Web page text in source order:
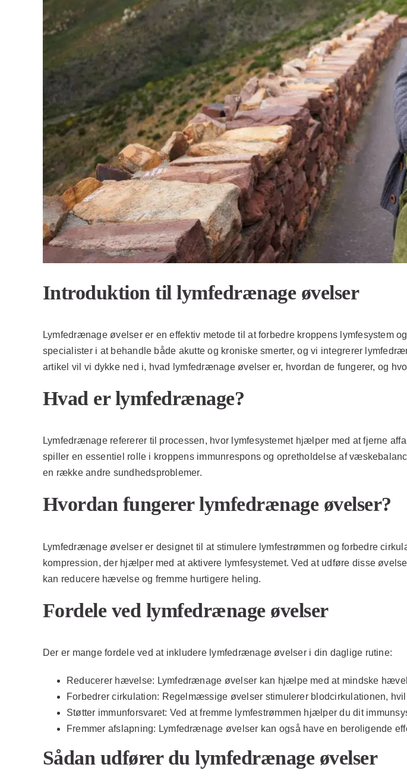
Introduktion til lymfedrænage øvelser
Lymfedrænage øvelser er en effektiv metode til at forbedre kroppens lymfesystem
specialister i at behandle både akutte og kroniske smerter, og vi integrerer
artikel vil vi dykke ned i, hvad lymfedrænage øvelser er, hvordan de fungerer, og
Hvad er lymfedrænage?
Lymfedrænage refererer til processen, hvor lymfesystemet hjælper med at fjerne
spiller en essentiel rolle i kroppens immunrespons og opretholdelse af
en række andre sundhedsproblemer.
Hvordan fungerer lymfedrænage øvelser?
Lymfedrænage øvelser er designet til at stimulere lymfestrømmen og forbedre
kompression, der hjælper med at aktivere lymfesystemet. Ved at udføre disse
kan reducere hævelse og fremme hurtigere heling.
Fordele ved lymfedrænage øvelser
Der er mange fordele ved at inkludere lymfedrænage øvelser i din daglige rutine:
Reducerer hævelse: Lymfedrænage øvelser kan hjælpe med at mindske
Forbedrer cirkulation: Regelmæssige øvelser stimulerer blodcirkulationen,
Støtter immunforsvaret: Ved at fremme lymfestrømmen hjælper du dit
Fremmer afslapning: Lymfedrænage øvelser kan også have en beroligende
Sådan udfører du lymfedrænage øvelser